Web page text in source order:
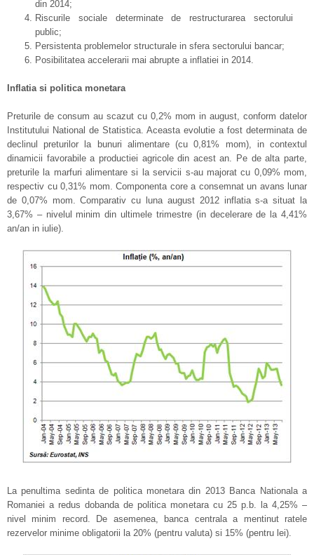
din 2014;
Riscurile sociale determinate de restructurarea sectorului
public;
Persistenta problemelor structurale in sfera sectorului bancar;
Posibilitatea accelerarii mai abrupte a inflatiei in 2014.
Inflatia si politica monetara
Preturile de consum au scazut cu 0,2% mom in august, conform datelor
Institutului National de Statistica. Aceasta evolutie a fost determinata de
declinul preturilor la bunuri alimentare (cu 0,81% mom), in contextul
dinamicii favorabile a productiei agricole din acest an. Pe de alta parte,
preturile la marfuri alimentare si la servicii s-au majorat cu 0,09% mom,
respectiv cu 0,31% mom. Componenta core a consemnat un avans lunar
de 0,07% mom. Comparativ cu luna august 2012 inflatia s-a situat la
3,67% – nivelul minim din ultimele trimestre (in decelerare de la 4,41%
an/an in iulie).
La penultima sedinta de politica monetara din 2013 Banca Nationala a
Romaniei a redus dobanda de politica monetara cu 25 p.b. la 4,25% –
nivel minim record. De asemenea, banca centrala a mentinut ratele
rezervelor minime obligatorii la 20% (pentru valuta) si 15% (pentru lei).